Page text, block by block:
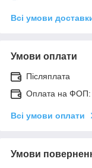
Всі умови
Умови оплати
Післяплата
Оплата на ФОП:
Всі умови оплати
Умови